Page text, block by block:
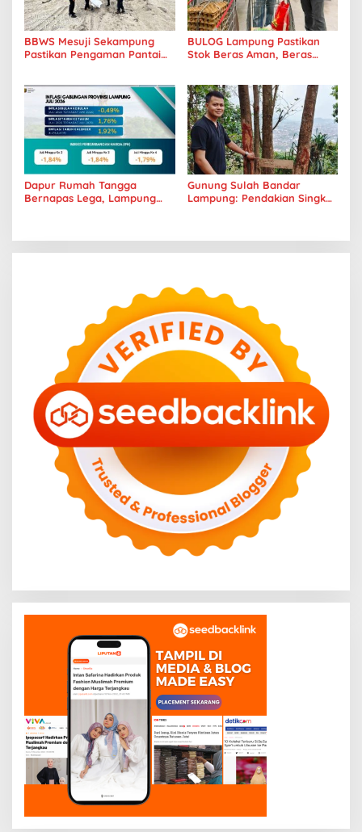
BBWS Mesuji Sekampung
Pastikan Pengaman Pantai
BULOG Lampung Pastikan
Stok Beras Aman, Beras
Dapur Rumah Tangga
Bernapas Lega, Lampung
Gunung Sulah Bandar
Lampung: Pendakian Singkat